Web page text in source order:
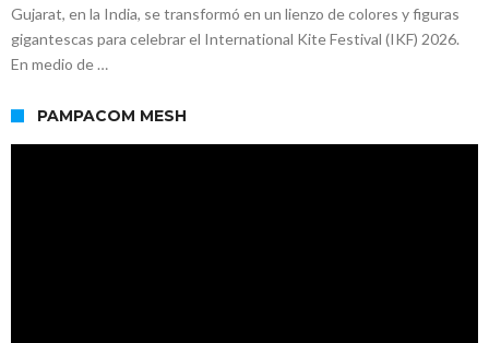
Gujarat, en la India, se transformó en un lienzo de colores y figuras
gigantescas para celebrar el International Kite Festival (IKF) 2026.
En medio de …
PAMPACOM MESH